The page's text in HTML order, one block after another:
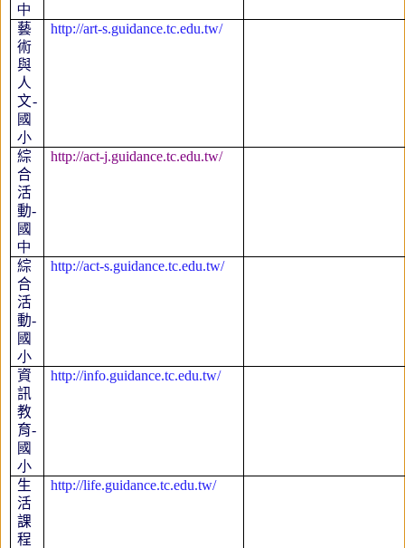
中
藝
術
與
人
文-
國
小
http://art-s.guidance.tc.edu.tw/
綜
合
活
動-
國
中
http://act-j.guidance.tc.edu.tw/
綜
合
活
動-
國
小
http://act-s.guidance.tc.edu.tw/
資
訊
教
育-
國
小
http://info.guidance.tc.edu.tw/
生
活
課
程
http://life.guidance.tc.edu.tw/